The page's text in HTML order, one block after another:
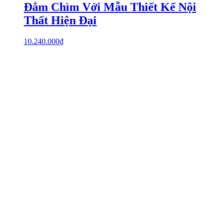
Đắm Chìm Với Mẫu Thiết Kế Nội
Thất Hiện Đại
10.240.000₫